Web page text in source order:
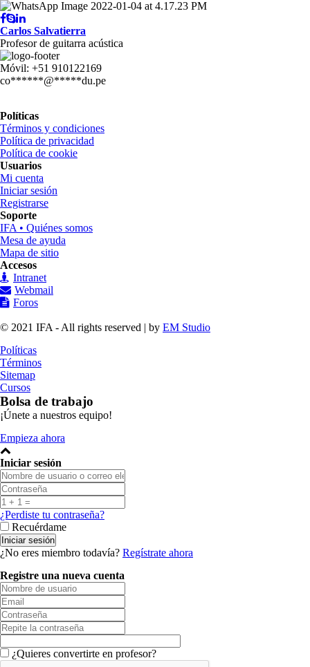
Carlos Salvatierra
Profesor de guitarra acústica
Móvil: +51 910122169
co******@*****du.pe
Políticas
Términos y condiciones
Política de privacidad
Política de cookie
Usuarios
Mi cuenta
Iniciar sesión
Registrarse
Soporte
IFA • Quiénes somos
Mesa de ayuda
Mapa de sitio
Accesos
Intranet
Webmail
Foros
© 2021 IFA - All rights reserved | by EM Studio
Políticas
Términos
Sitemap
Cursos
Bolsa de trabajo
¡Únete a nuestros equipo!
Empieza ahora
Iniciar sesión
¿Perdiste tu contraseña?
Recuérdame
¿No eres miembro todavía? Regístrate ahora
Registre una nueva cuenta
¿Quieres convertirte en profesor?